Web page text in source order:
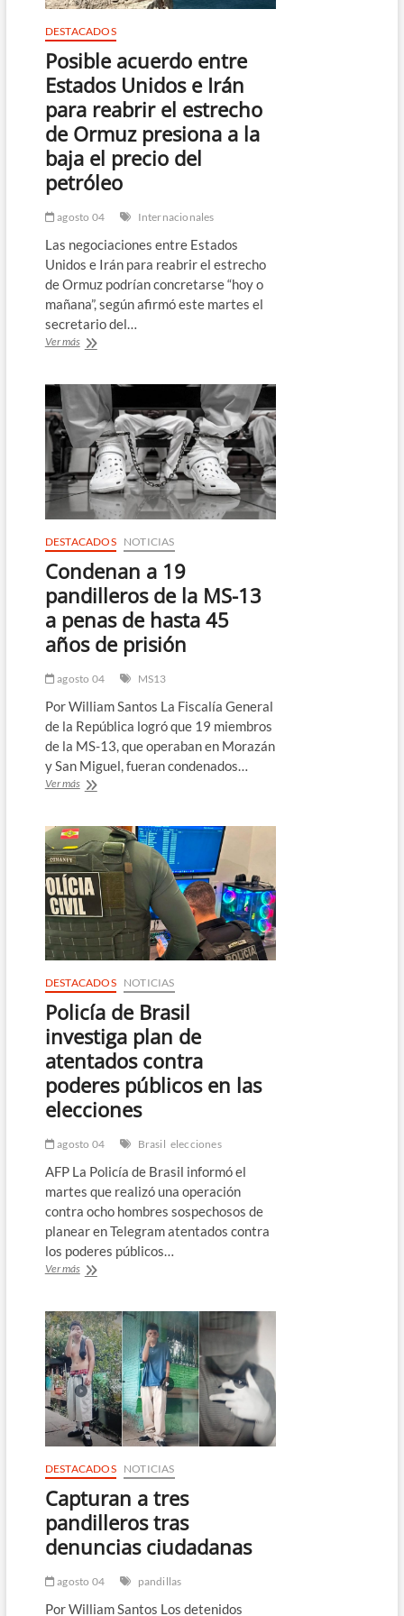
DESTACADOS
Posible acuerdo entre
Estados Unidos e Irán
para reabrir el estrecho
de Ormuz presiona a la
baja el precio del
petróleo
agosto 04 Internacionales
Las negociaciones entre Estados
Unidos e Irán para reabrir el estrecho
de Ormuz podrían concretarse “hoy o
mañana”, según afirmó este martes el
secretario del…
Ver másPosible
Estados
Unidos
e
Irán
para
reabrir
el
estrecho
de
presiona
a
baja
el
del
DESTACADOS NOTICIAS
Condenan a 19
pandilleros de la MS-13
a penas de hasta 45
años de prisión
agosto 04 MS13
Por William Santos La Fiscalía General
de la República logró que 19 miembros
de la MS-13, que operaban en Morazán
y San Miguel, fueran condenados…
Ver másCondenan
pandilleros
de
la
MS-
13
a
penas
de
hasta
45
años
de
prisión
DESTACADOS NOTICIAS
Policía de Brasil
investiga plan de
atentados contra
poderes públicos en las
elecciones
agosto 04 Brasil elecciones
AFP La Policía de Brasil informó el
martes que realizó una operación
contra ocho hombres sospechosos de
planear en Telegram atentados contra
los poderes públicos…
Ver másPolicía
investiga
plan
de
atentados
contra
poderes
públicos
en
las
elecciones
DESTACADOS NOTICIAS
Capturan a tres
pandilleros tras
denuncias ciudadanas
agosto 04 pandillas
Por William Santos Los detenidos